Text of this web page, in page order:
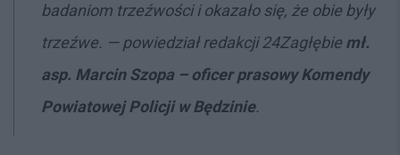
badaniom trzeźwości i okazało się, że obie były
trzeźwe. — powiedział redakcji 24Zagłębie mł.
asp. Marcin Szopa – oficer prasowy Komendy
Powiatowej Policji w Będzinie.